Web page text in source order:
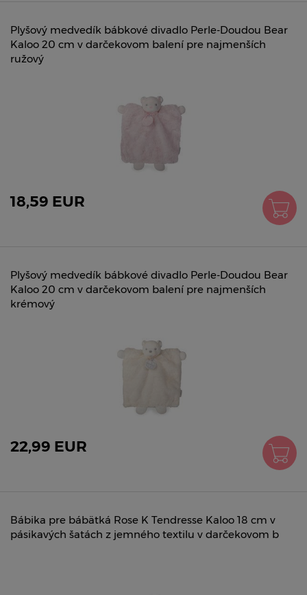
Plyšový medvedík bábkové divadlo Perle-Doudou Bear
Kaloo 20 cm v darčekovom balení pre najmenších
ružový
18,59 EUR
Plyšový medvedík bábkové divadlo Perle-Doudou Bear
Kaloo 20 cm v darčekovom balení pre najmenších
krémový
22,99 EUR
Bábika pre bábätká Rose K Tendresse Kaloo 18 cm v
pásikavých šatách z jemného textilu v darčekovom b